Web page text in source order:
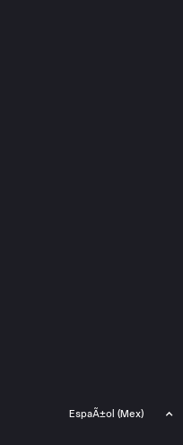
EspaÃ±ol (Mex)